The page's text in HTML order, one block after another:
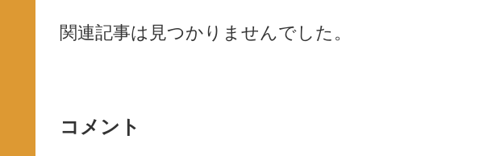
関連記事は見つかりませんでした。
コメント